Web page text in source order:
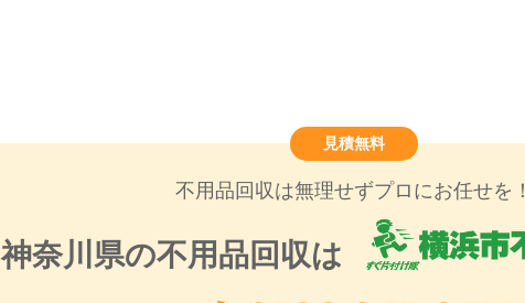
見積無料
不用品回収は無理せずプロにお任せを！
神奈川県の不用品回収は